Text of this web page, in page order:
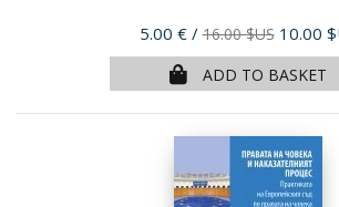
Price
5.00 € /16.00 $US 10.00
ADD TO BASKET